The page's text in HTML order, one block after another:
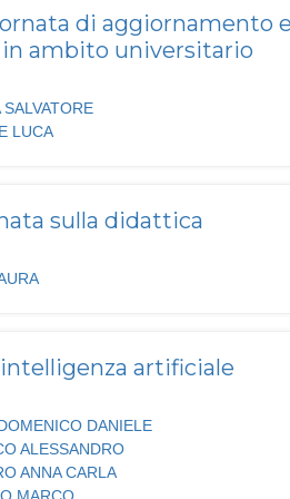
di aggiornamento
ambito universitario
SALVATORE
LUCA
sulla didattica
artificiale
DANIELE
ALESSANDRO
ANNA CARLA